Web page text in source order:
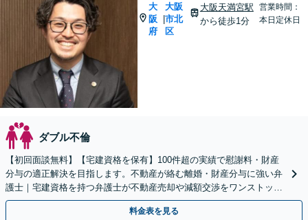
大
阪
府
大阪
市北
区
大阪天満宮駅
から徒歩1分
営業時間：
本日定休日
ダブル不倫
【初回面談無料】【宅建資格を保有】100件超の実績で慰謝料・財産
分与の適正解決を目指します。不動産が絡む離婚・財産分与に強い弁
護士｜宅建資格を持つ弁護士が不動産売却や減額交渉をワンストップ
でサポートします。
料金表を見る